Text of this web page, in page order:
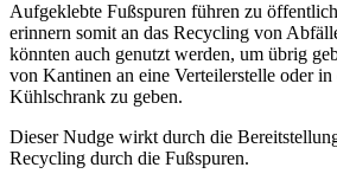
Aufgeklebte Fußspuren führen zu
erinnern somit an das Recycling von
könnten auch genutzt werden, um übrig
von Kantinen an eine Verteilerstelle oder
Kühlschrank zu geben.
Dieser Nudge wirkt durch die
Recycling durch die Fußspuren.